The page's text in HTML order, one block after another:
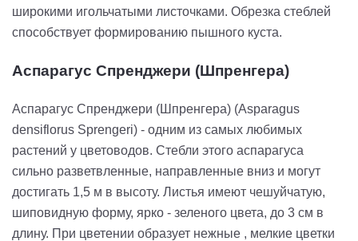
широкими игольчатыми листочками. Обрезка стеблей
способствует формированию пышного куста.
Аспарагус Спренджери (Шпренгера)
Аспарагус Спренджери (Шпренгера) (Asparagus
densiflorus Sprengeri) - одним из самых любимых
растений у цветоводов. Стебли этого аспарагуса
сильно разветвленные, направленные вниз и могут
достигать 1,5 м в высоту. Листья имеют чешуйчатую,
шиповидную форму, ярко - зеленого цвета, до 3 см в
длину. При цветении образует нежные , мелкие цветки